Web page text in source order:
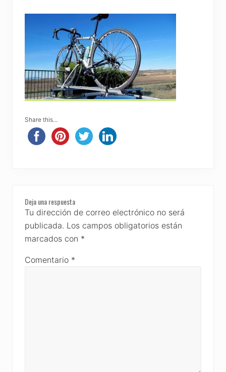
Share this...
Reader
Interactions
Deja una respuesta
Tu dirección de correo electrónico no será
publicada. Los campos obligatorios están
marcados con *
Comentario *